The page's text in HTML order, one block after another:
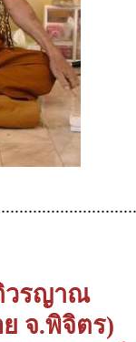
วรญาณ
จ.พิจิตร)